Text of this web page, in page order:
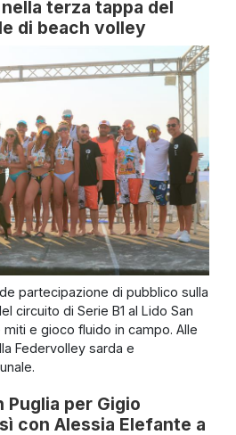
terza tappa del
di beach volley
partecipazione di pubblico sulla
circuito di Serie B1 al Lido San
e gioco fluido in campo. Alle
Federvolley sarda e
per Gigio
con Alessia Elefante a